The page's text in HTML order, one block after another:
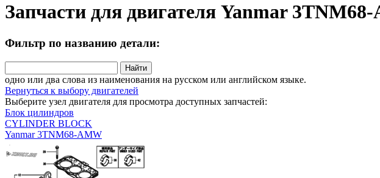
Запчасти для двигателя Yanmar
Фильтр по названию детали:
Найти
одно или два слова из наименования на русском или английском языке.
Вернуться к выбору двигателей
Выберите узел двигателя для просмотра доступных запчастей:
Блок цилиндров
CYLINDER BLOCK
Yanmar 3TNM68-AMW